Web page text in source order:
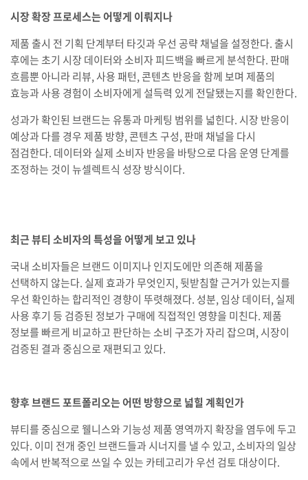
시장 확장 프로세스는 어떻게 이뤄지나
제품 출시 전 기획 단계부터 타깃과 우선 공략 채널을 설정한다. 출시
후에는 초기 시장 데이터와 소비자 피드백을 빠르게 분석한다. 판매
흐름뿐 아니라 리뷰, 사용 패턴, 콘텐츠 반응을 함께 보며 제품의
효능과 사용 경험이 소비자에게 설득력 있게 전달됐는지를 확인한다.
성과가 확인된 브랜드는 유통과 마케팅 범위를 넓힌다. 시장 반응이
예상과 다를 경우 제품 방향, 콘텐츠 구성, 판매 채널을 다시
점검한다. 데이터와 실제 소비자 반응을 바탕으로 다음 운영 단계를
조정하는 것이 뉴셀렉트식 성장 방식이다.
최근 뷰티 소비자의 특성을 어떻게 보고 있나
국내 소비자들은 브랜드 이미지나 인지도에만 의존해 제품을
선택하지 않는다. 실제 효과가 무엇인지, 뒷받침할 근거가 있는지를
우선 확인하는 합리적인 경향이 뚜렷해졌다. 성분, 임상 데이터, 실제
사용 후기 등 검증된 정보가 구매에 직접적인 영향을 미친다. 제품
정보를 빠르게 비교하고 판단하는 소비 구조가 자리 잡으며, 시장이
검증된 결과 중심으로 재편되고 있다.
향후 브랜드 포트폴리오는 어떤 방향으로 넓힐 계획인가
뷰티를 중심으로 웰니스와 기능성 제품 영역까지 확장을 염두에 두고
있다. 이미 전개 중인 브랜드들과 시너지를 낼 수 있고, 소비자의 일상
속에서 반복적으로 쓰일 수 있는 카테고리가 우선 검토 대상이다.